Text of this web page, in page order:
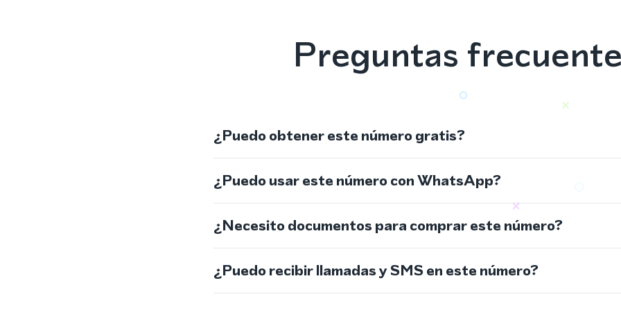
Preguntas
¿Puedo obtener este número gratis?
¿Puedo usar este número con WhatsApp?
¿Necesito documentos para comprar este número?
¿Puedo recibir llamadas y SMS en este número?